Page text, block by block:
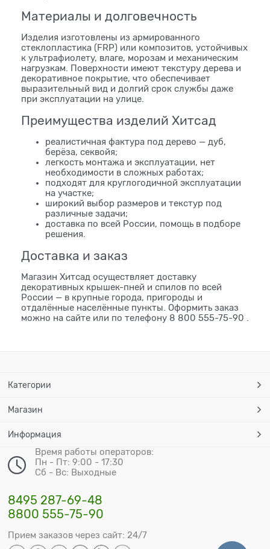
Материалы и долговечность
Изделия изготовлены из армированного
стеклопластика (FRP) или композитов, устойчивых
к ультрафиолету, влаге, морозам и механическим
нагрузкам. Поверхности имеют текстуру дерева и
декоративное покрытие, что обеспечивает
выразительный вид и долгий срок службы даже
при эксплуатации на улице.
Преимущества изделий Хитсад
реалистичная фактура под дерево — дуб,
берёза, секвойя;
легкость монтажа и эксплуатации, нет
необходимости в сложных работах;
подходят для круглогодичной эксплуатации
на участке;
широкий выбор размеров и текстур под
различные задачи;
доставка по всей России, помощь в подборе
решения.
Доставка и заказ
Магазин Хитсад осуществляет доставку
декоративных крышек-пней и спилов по всей
России — в крупные города, пригороды и
отдалённые населённые пункты. Оформить заказ
можно на сайте или по телефону 8 800 555-75-90
Категории
Магазин
Информация
Время работы операторов:
Пн - Пт: 9:00 - 17:30
Сб - Вс: Выходные
8495 287-69-48
8800 555-75-90
Прием заказов через сайт: 24/7